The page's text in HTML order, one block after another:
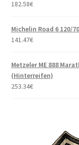
182.58€
Michelin Road 6 120/
141.47€
Metzeler ME 888
(Hinterreifen)
253.34€